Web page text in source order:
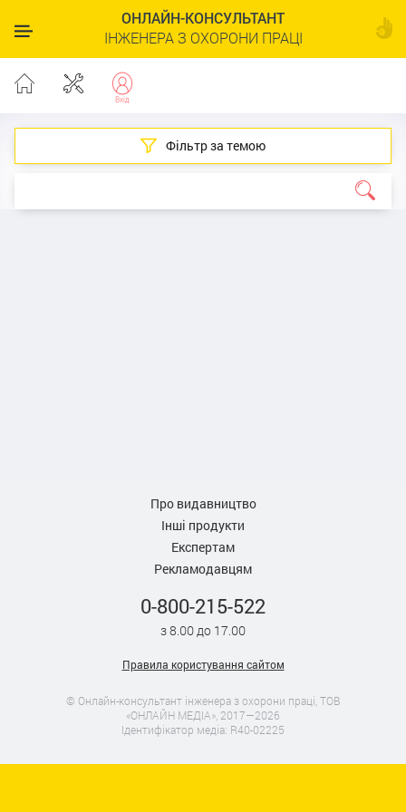
ОНЛАЙН-КОНСУЛЬТАНТ
ІНЖЕНЕРА З ОХОРОНИ ПРАЦІ
Фільтр за темою
Про видавництво
Інші продукти
Експертам
Рекламодавцям
0-800-215-522
з 8.00 до 17.00
Правила користування сайтом
© Онлайн-консультант інженера з охорони праці, ТОВ
«ОНЛАЙН МЕДІА», 2017—2026
Ідентифікатор медіа: R40-02225